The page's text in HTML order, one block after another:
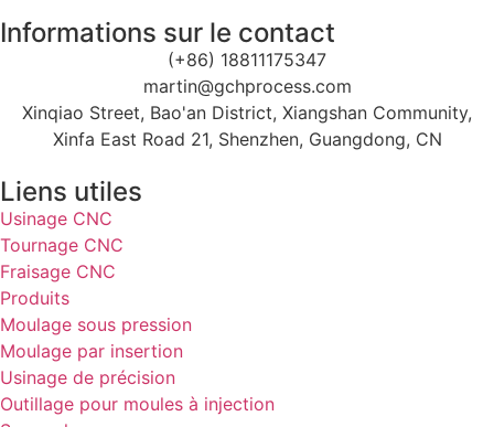
Informations sur le contact
(+86) 18811175347
martin@gchprocess.com
Xinqiao Street, Bao'an District, Xiangshan Community,
Xinfa East Road 21, Shenzhen, Guangdong, CN
Liens utiles
Usinage CNC
Tournage CNC
Fraisage CNC
Produits
Moulage sous pression
Moulage par insertion
Usinage de précision
Outillage pour moules à injection